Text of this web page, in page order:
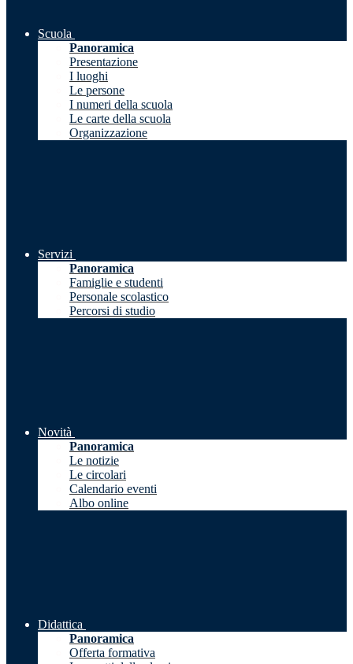
Scuola
Panoramica
Presentazione
I luoghi
Le persone
I numeri della scuola
Le carte della scuola
Organizzazione
Servizi
Panoramica
Famiglie e studenti
Personale scolastico
Percorsi di studio
Novità
Panoramica
Le notizie
Le circolari
Calendario eventi
Albo online
Didattica
Panoramica
Offerta formativa